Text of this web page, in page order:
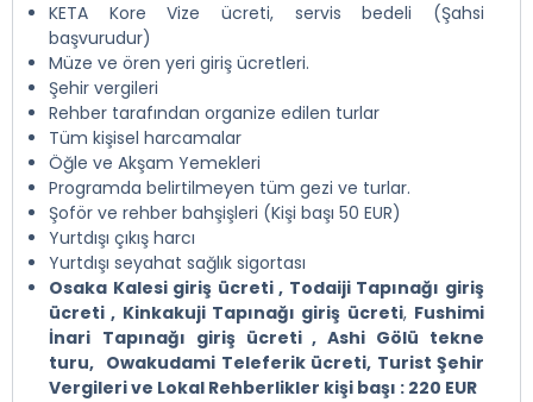
KETA Kore Vize ücreti, servis bedeli (Şahsi
başvurudur)
Müze ve ören yeri giriş ücretleri.
Şehir vergileri
Rehber tarafından organize edilen turlar
Tüm kişisel harcamalar
Öğle ve Akşam Yemekleri
Programda belirtilmeyen tüm gezi ve turlar.
Şoför ve rehber bahşişleri (Kişi başı 50 EUR)
Yurtdışı çıkış harcı
Yurtdışı seyahat sağlık sigortası
Osaka Kalesi giriş ücreti , Todaiji Tapınağı giriş
ücreti , Kinkakuji Tapınağı giriş ücreti, Fushimi
İnari Tapınağı giriş ücreti , Ashi Gölü tekne
turu, Owakudami Teleferik ücreti, Turist Şehir
Vergileri ve Lokal Rehberlikler kişi başı : 220 EUR